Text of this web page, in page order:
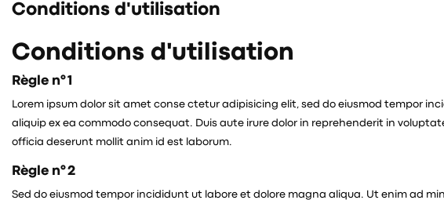
Conditions d'utilisation
Conditions d'utilisation
Règle n° 1
Lorem ipsum dolor sit amet conse ctetur adipisicing elit, sed do eiusmod tempor
aliquip ex ea commodo consequat. Duis aute irure dolor in reprehenderit in
officia deserunt mollit anim id est laborum.
Règle n° 2
Sed do eiusmod tempor incididunt ut labore et dolore magna aliqua. Ut enim ad